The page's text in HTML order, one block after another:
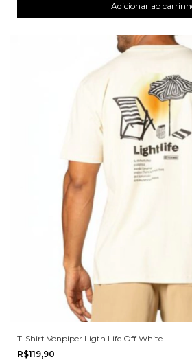
T-Shirt Vonpiper Ligth Life Off White
R$119,90